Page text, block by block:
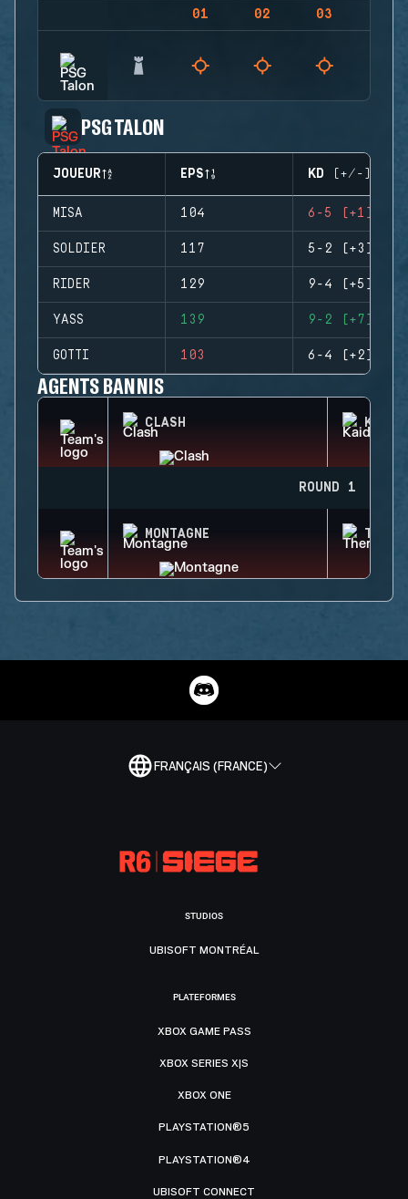
01 02 03
PSG TALON
JOUEUR EPS KD (+/-)
MISA 104 6-5 (+1)
SOLDIER 117 5-2 (+3)
RIDER 129 9-4 (+5)
YASS 139 9-2 (+7)
GOTTI 103 6-4 (+2)
AGENTS BANNIS
CLASH KAID
ROUND 1
MONTAGNE
FRANÇAIS (FRANCE)
STUDIOS
UBISOFT MONTRÉAL
PLATEFORMES
XBOX GAME PASS
XBOX SERIES X|S
XBOX ONE
PLAYSTATION®5
PLAYSTATION®4
UBISOFT CONNECT